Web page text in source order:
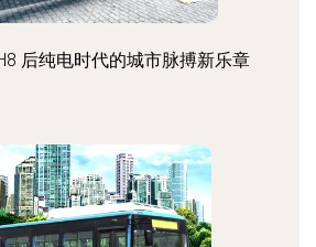
后纯电时代的城市脉搏新乐章